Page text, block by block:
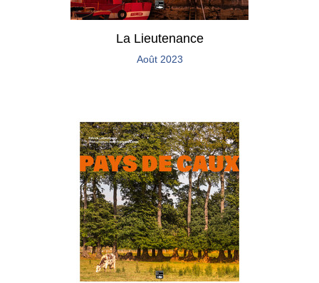
La Lieutenance
Août 2023